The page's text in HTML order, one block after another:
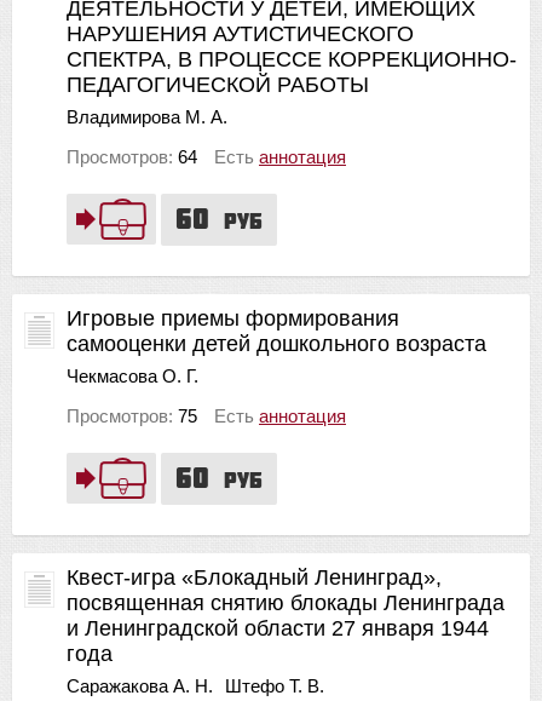
60 руб
ДЕЯТЕЛЬНОСТИ У ДЕТЕЙ, ИМЕЮЩИХ
НАРУШЕНИЯ АУТИСТИЧЕСКОГО
СПЕКТРА, В ПРОЦЕССЕ КОРРЕКЦИОННО-
ПЕДАГОГИЧЕСКОЙ РАБОТЫ
Владимирова М. А.
Просмотров: 64 Есть аннотация
60 руб
Игровые приемы формирования
самооценки детей дошкольного возраста
Чекмасова О. Г.
Просмотров: 75 Есть аннотация
Квест-игра «Блокадный Ленинград»,
посвященная снятию блокады Ленинграда
и Ленинградской области 27 января 1944
года
Саражакова А. Н.
Штефо Т. В.